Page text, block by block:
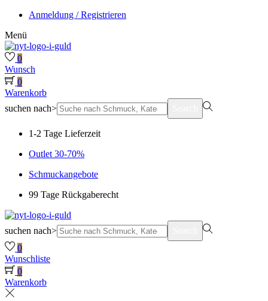
Anmeldung / Registrieren
Menü
0
Wunsch
0
Warenkorb
suchen nach>
1-2 Tage Lieferzeit
Outlet 30-70%
Schmuckangebote
99 Tage Rückgaberecht
suchen nach>
0
Wunschliste
0
Warenkorb